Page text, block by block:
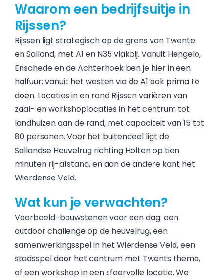
Waarom een bedrijfsuitje in
Rijssen?
Rijssen ligt strategisch op de grens van Twente
en Salland, met A1 en N35 vlakbij. Vanuit Hengelo,
Enschede en de Achterhoek ben je hier in een
halfuur; vanuit het westen via de A1 ook prima te
doen. Locaties in en rond Rijssen variëren van
zaal- en workshoplocaties in het centrum tot
landhuizen aan de rand, met capaciteit van 15 tot
80 personen. Voor het buitendeel ligt de
Sallandse Heuvelrug richting Holten op tien
minuten rij-afstand, en aan de andere kant het
Wierdense Veld.
Wat kun je verwachten?
Voorbeeld-bouwstenen voor een dag: een
outdoor challenge op de heuvelrug, een
samenwerkingsspel in het Wierdense Veld, een
stadsspel door het centrum met Twents thema,
of een workshop in een sfeervolle locatie. We